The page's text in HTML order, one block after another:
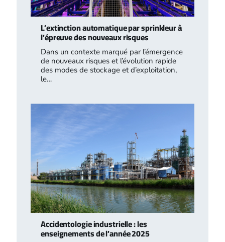
L’extinction automatique par sprinkleur à
l’épreuve des nouveaux risques
Dans un contexte marqué par l’émergence
de nouveaux risques et l’évolution rapide
des modes de stockage et d’exploitation,
le…
Accidentologie industrielle : les
enseignements de l’année 2025